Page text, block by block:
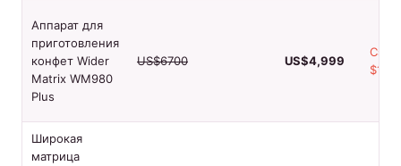
Аппарат для
приготовления
конфет Wider
Matrix WM980
Plus
US$6700 US$4,999
Широкая
матрица